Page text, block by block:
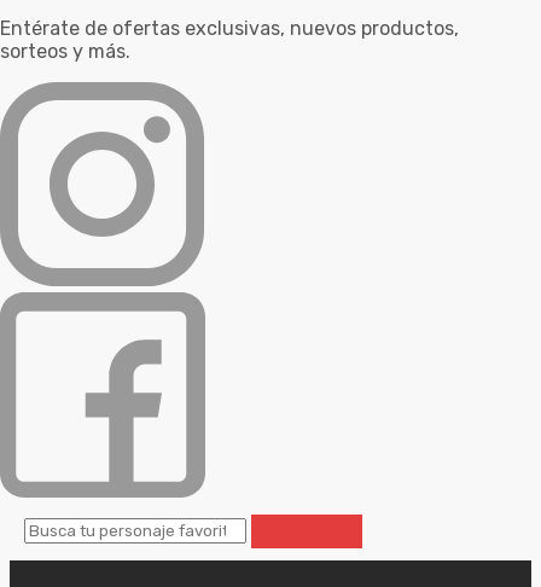
Entérate de ofertas exclusivas, nuevos productos,
sorteos y más.